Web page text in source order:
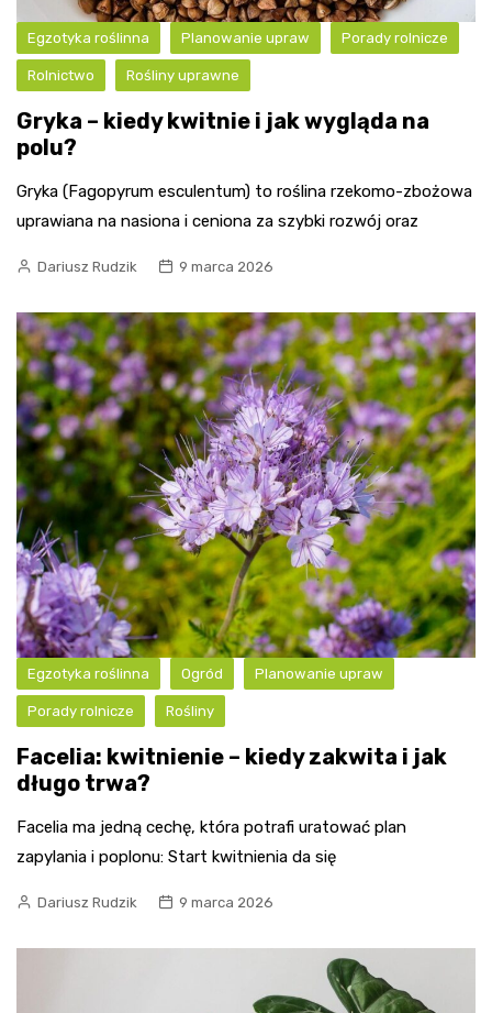
Egzotyka roślinna Planowanie upraw Porady rolnicze
Rolnictwo Rośliny uprawne
Gryka – kiedy kwitnie i jak wygląda na
polu?
Gryka (Fagopyrum esculentum) to roślina rzekomo-zbożowa
uprawiana na nasiona i ceniona za szybki rozwój oraz
Dariusz Rudzik 9 marca 2026
Egzotyka roślinna Ogród Planowanie upraw
Porady rolnicze Rośliny
Facelia: kwitnienie – kiedy zakwita i jak
długo trwa?
Facelia ma jedną cechę, która potrafi uratować plan
zapylania i poplonu: Start kwitnienia da się
Dariusz Rudzik 9 marca 2026